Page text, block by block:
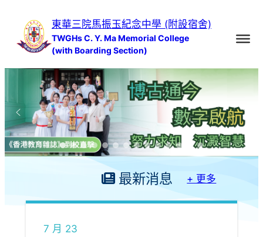
東華三院馬振玉紀念中學 (附設宿舍)
TWGHs C. Y. Ma Memorial College
(with Boarding Section)
最新消息 + 更多
7 月 23